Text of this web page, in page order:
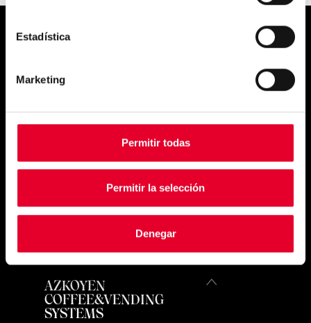
Estadística
Marketing
Permitir todas
Permitir la selección
Denegar
exquisite
PRODUITS
EMPLACEMENTS
AZKOYEN
COFFEE&VENDING
SYSTEMS